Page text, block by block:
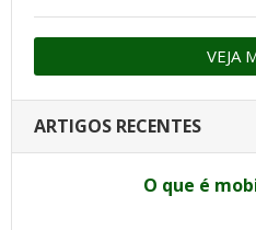
VEJA
ARTIGOS RECENTES
O que é